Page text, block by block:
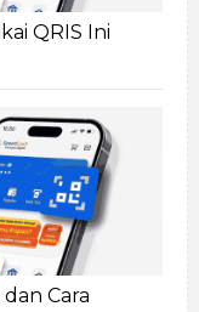
QRIS Ini
Cara